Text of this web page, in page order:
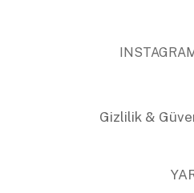
Gizlilik &